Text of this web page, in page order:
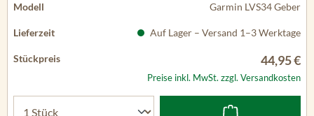
Garmin LVS34 Geber
Auf Lager – Versand 1–3 Werktage
44,95 €
Preise inkl. MwSt. zzgl. Versandkosten